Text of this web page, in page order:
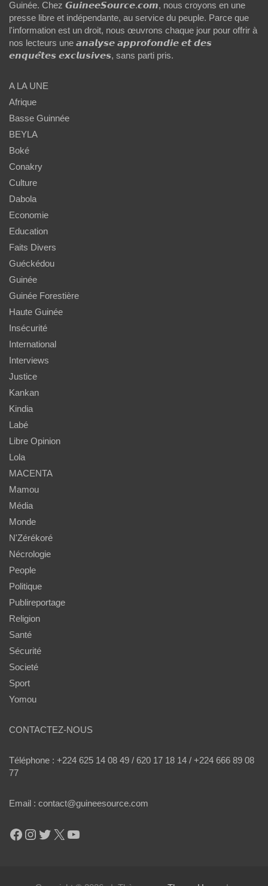
Guinée. Chez 𝙂𝙪𝙞𝙣𝙚𝙚𝙎𝙤𝙪𝙧𝙘𝙚.𝙘𝙤𝙢, nous croyons en une
presse libre et indépendante, au service du peuple. Parce que
l'information est un droit, nous œuvrons chaque jour pour offrir à
nos lecteurs une 𝙖𝙣𝙖𝙡𝙮𝙨𝙚 𝙖𝙥𝙥𝙧𝙤𝙛𝙤𝙣𝙙𝙞𝙚 𝙚𝙩 𝙙𝙚𝙨
𝙚𝙣𝙦𝙪𝙚̂𝙩𝙚𝙨 𝙚𝙭𝙘𝙡𝙪𝙨𝙞𝙫𝙚𝙨, sans parti pris.
A LA UNE
Afrique
Basse Guinnée
BEYLA
Boké
Conakry
Culture
Dabola
Economie
Education
Faits Divers
Guéckédou
Guinée
Guinée Forestière
Haute Guinée
Insécurité
International
Interviews
Justice
Kankan
Kindia
Labé
Libre Opinion
Lola
MACENTA
Mamou
Média
Monde
N'Zérékoré
Nécrologie
People
Politique
Publireportage
Religion
Santé
Sécurité
Societé
Sport
Yomou
CONTACTEZ-NOUS
Téléphone : +224 625 14 08 49 / 620 17 18 14 / +224 666 89 08
77
Email : contact@guineesource.com
Facebook
Instagram
Twitter
X YouTube